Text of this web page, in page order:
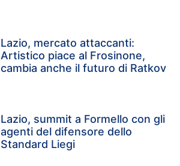
Lazio, mercato attaccanti:
Artistico piace al Frosinone,
cambia anche il futuro di Ratkov
Lazio, summit a Formello con gli
agenti del difensore dello
Standard Liegi